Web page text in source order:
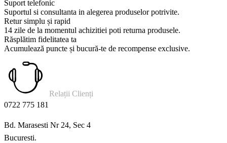
Suport telefonic
Suportul si consultanta in alegerea produselor potrivite.
Retur simplu și rapid
14 zile de la momentul achizitiei poti returna produsele.
Răsplătim fidelitatea ta
Acumulează puncte și bucură-te de recompense exclusive.
Relații Clienți
0722 775 181
Bd. Marasesti Nr 24, Sec 4
Bucuresti.